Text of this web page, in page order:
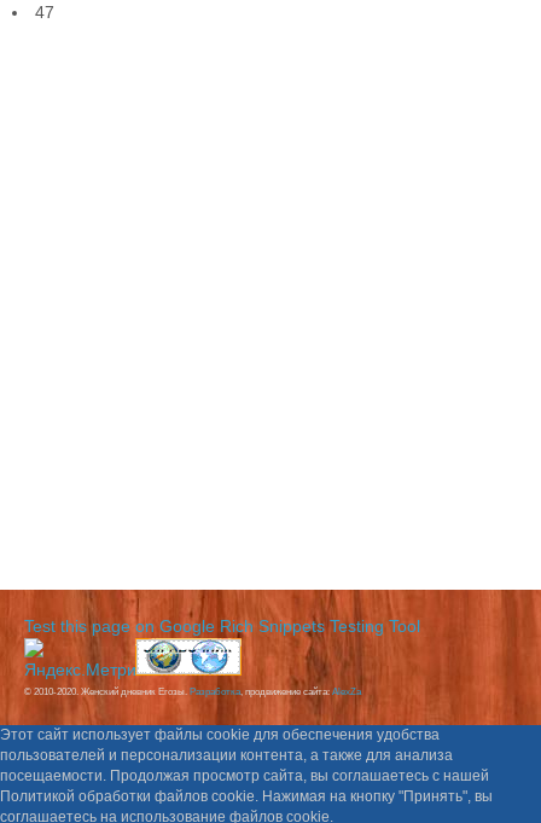
47
Test this page on Google Rich Snippets Testing Tool
© 2010-2020. Женский дневник Егозы. Разработка , продвижение сайта: AlexZa
Этот сайт использует файлы cookie для обеспечения удобства
пользователей и персонализации контента, а также для анализа
посещаемости. Продолжая просмотр сайта, вы соглашаетесь с нашей
Политикой обработки файлов cookie. Нажимая на кнопку "Принять", вы
соглашаетесь на использование файлов cookie.